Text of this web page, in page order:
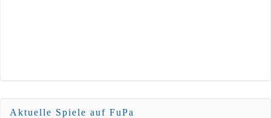
Aktuelle Spiele auf FuPa